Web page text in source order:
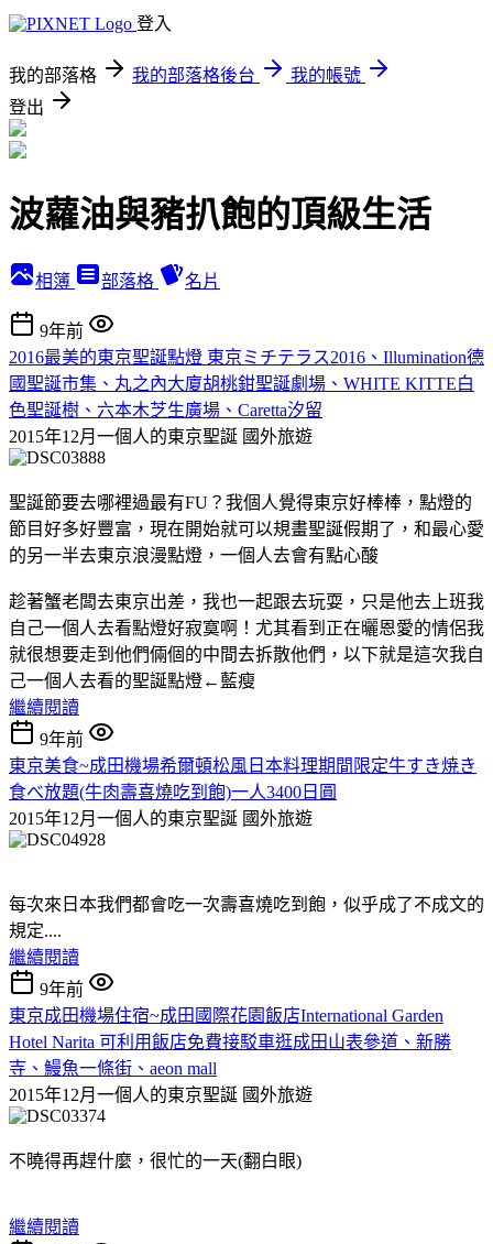
登入
我的部落格 我的部落格後台
我的帳號
登出
波蘿油與豬扒飽的頂級生活
相簿 部落格 名片
9年前
2016最美的東京聖誕點燈 東京ミチテラス2016、Illumination德
國聖誕市集、丸之內大廈胡桃鉗聖誕劇場、WHITE KITTE白
色聖誕樹、六本木芝生廣場、Caretta汐留
2015年12月一個人的東京聖誕 國外旅遊
聖誕節要去哪裡過最有FU？我個人覺得東京好棒棒，點燈的
節目好多好豐富，現在開始就可以規畫聖誕假期了，和最心愛
的另一半去東京浪漫點燈，一個人去會有點心酸
趁著蟹老闆去東京出差，我也一起跟去玩耍，只是他去上班我
自己一個人去看點燈好寂寞啊！尤其看到正在曬恩愛的情侶我
就很想要走到他們倆個的中間去拆散他們，以下就是這次我自
己一個人去看的聖誕點燈←藍瘦
繼續閱讀
9年前
東京美食~成田機場希爾頓松風日本料理期間限定牛すき焼き
食べ放題(牛肉壽喜燒吃到飽)一人3400日圓
2015年12月一個人的東京聖誕 國外旅遊
每次來日本我們都會吃一次壽喜燒吃到飽，似乎成了不成文的
規定....
繼續閱讀
9年前
東京成田機場住宿~成田國際花園飯店International Garden
Hotel Narita 可利用飯店免費接駁車逛成田山表參道、新勝
寺、鰻魚一條街、aeon mall
2015年12月一個人的東京聖誕 國外旅遊
不曉得再趕什麼，很忙的一天(翻白眼)
繼續閱讀